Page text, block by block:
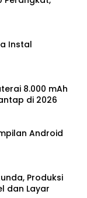
Instal
8.000 mAh
di 2026
Android
Produksi
dan Layar